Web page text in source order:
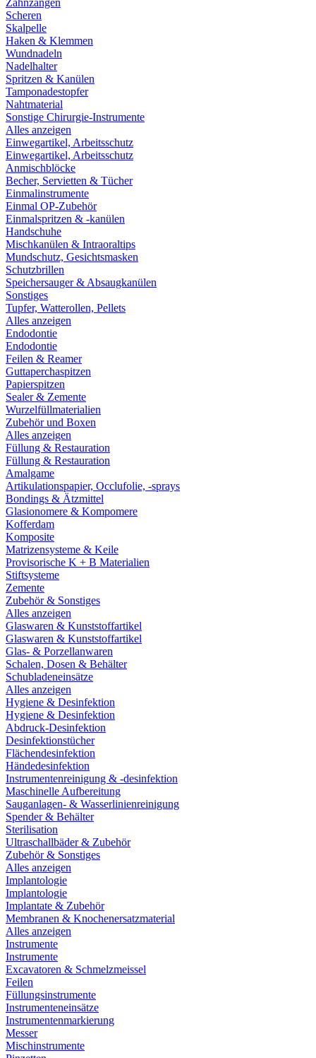
Zahnzangen
Scheren
Skalpelle
Haken & Klemmen
Wundnadeln
Nadelhalter
Spritzen & Kanülen
Tamponadestopfer
Nahtmaterial
Sonstige Chirurgie-Instrumente
Alles anzeigen
Einwegartikel, Arbeitsschutz
Einwegartikel, Arbeitsschutz
Anmischblöcke
Becher, Servietten & Tücher
Einmalinstrumente
Einmal OP-Zubehör
Einmalspritzen & -kanülen
Handschuhe
Mischkanülen & Intraoraltips
Mundschutz, Gesichtsmasken
Schutzbrillen
Speichersauger & Absaugkanülen
Sonstiges
Tupfer, Watterollen, Pellets
Alles anzeigen
Endodontie
Endodontie
Feilen & Reamer
Guttaperchaspitzen
Papierspitzen
Sealer & Zemente
Wurzelfüllmaterialien
Zubehör und Boxen
Alles anzeigen
Füllung & Restauration
Füllung & Restauration
Amalgame
Artikulationspapier, Occlufolie, -sprays
Bondings & Ätzmittel
Glasionomere & Kompomere
Kofferdam
Komposite
Matrizensysteme & Keile
Provisorische K + B Materialien
Stiftsysteme
Zemente
Zubehör & Sonstiges
Alles anzeigen
Glaswaren & Kunststoffartikel
Glaswaren & Kunststoffartikel
Glas- & Porzellanwaren
Schalen, Dosen & Behälter
Schubladeneinsätze
Alles anzeigen
Hygiene & Desinfektion
Hygiene & Desinfektion
Abdruck-Desinfektion
Desinfektionstücher
Flächendesinfektion
Händedesinfektion
Instrumentenreinigung & -desinfektion
Maschinelle Aufbereitung
Sauganlagen- & Wasserlinienreinigung
Spender & Behälter
Sterilisation
Ultraschallbäder & Zubehör
Zubehör & Sonstiges
Alles anzeigen
Implantologie
Implantologie
Implantate & Zubehör
Membranen & Knochenersatzmaterial
Alles anzeigen
Instrumente
Instrumente
Excavatoren & Schmelzmeissel
Feilen
Füllungsinstrumente
Instrumenteneinsätze
Instrumentenmarkierung
Messer
Mischinstrumente